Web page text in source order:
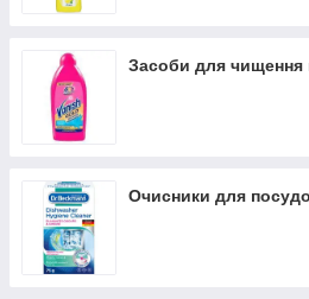
Засоби для чищення
Очисники для